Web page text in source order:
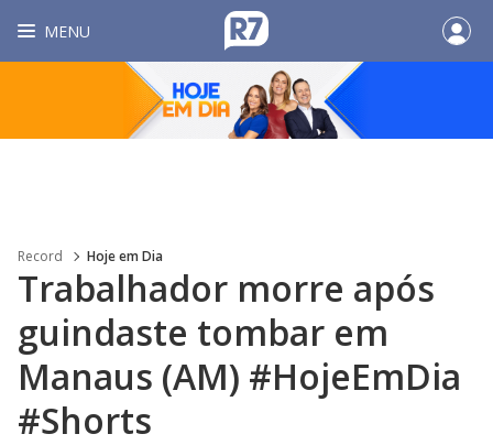
MENU
Record Hoje em Dia
Trabalhador morre após
guindaste tombar em
Manaus (AM) #HojeEmDia
#Shorts